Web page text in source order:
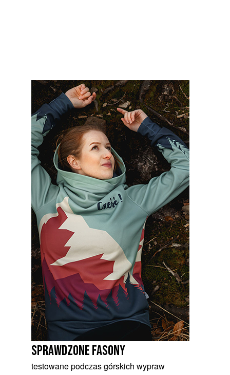
sprawdzone fasony
testowane podczas górskich wypraw